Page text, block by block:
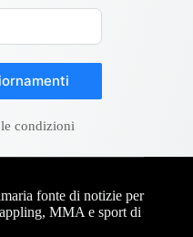
condizioni
fonte di notizie per
MMA e sport di